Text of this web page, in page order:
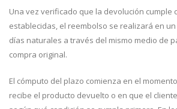
Una vez verificado que la devolución cumple
establecidas, el reembolso se realizará en
días naturales a través del mismo medio de
compra original.
El cómputo del plazo comienza en el
recibe el producto devuelto o en que el